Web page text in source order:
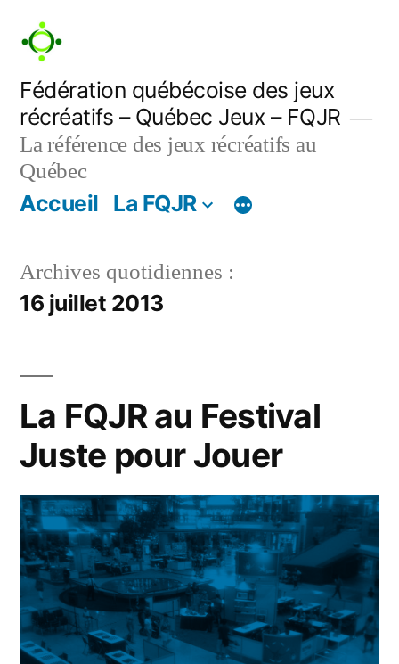
contenu
Fédération québécoise des jeux
récréatifs – Québec Jeux – FQJR
La référence des jeux récréatifs au
Québec
Accueil La FQJR
Archives quotidiennes :
16 juillet 2013
La FQJR au Festival
Juste pour Jouer